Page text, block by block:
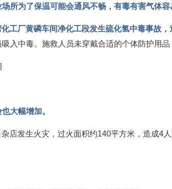
所为了保温可能会通风不畅，有毒有害气体容
工厂黄磷车间净化工段发生硫化氢中毒事故
入中毒。施救人员未穿戴合适的个体防护用品
大幅增加。
店发生火灾，过火面积约140平方米，造成4